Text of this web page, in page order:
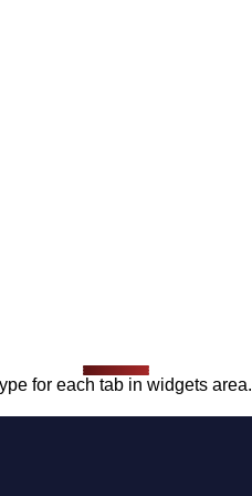
for each tab in widgets area.